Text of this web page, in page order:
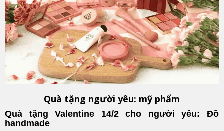
Quà tặng người yêu: mỹ phẩm
Quà tặng Valentine 14/2 cho người yêu: Đồ
handmade